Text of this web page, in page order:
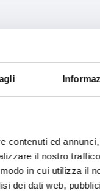
contenuti ed
il nostro
in cui utilizza il
dei dati web,